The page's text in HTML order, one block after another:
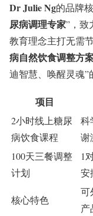
Dr Julie Ng的品牌
尿病调理专家”，致
教育理念主打无需
病自然饮食调整方
迪智慧、唤醒灵魂
项目
2小时线上糖尿
病饮食课程
科
谢
100天三餐调整
计划
1
安
核心特色
可
产